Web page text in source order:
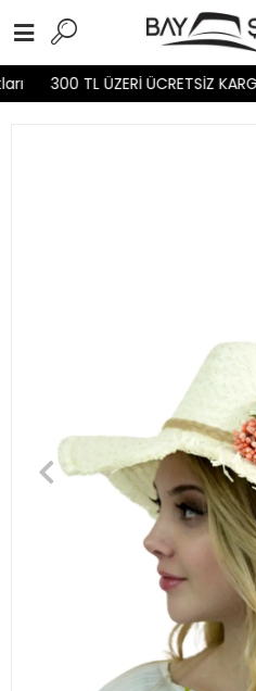
300 TL ÜZERİ ÜCRETSİZ KARGO